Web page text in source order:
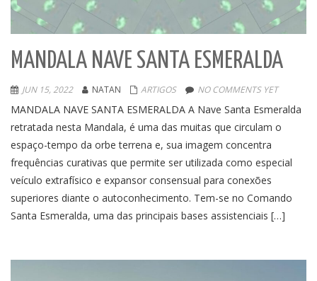
MANDALA NAVE SANTA ESMERALDA
JUN 15, 2022 NATAN ARTIGOS NO COMMENTS YET
MANDALA NAVE SANTA ESMERALDA A Nave Santa Esmeralda
retratada nesta Mandala, é uma das muitas que circulam o
espaço-tempo da orbe terrena e, sua imagem concentra
frequências curativas que permite ser utilizada como especial
veículo extrafísico e expansor consensual para conexões
superiores diante o autoconhecimento. Tem-se no Comando
Santa Esmeralda, uma das principais bases assistenciais […]